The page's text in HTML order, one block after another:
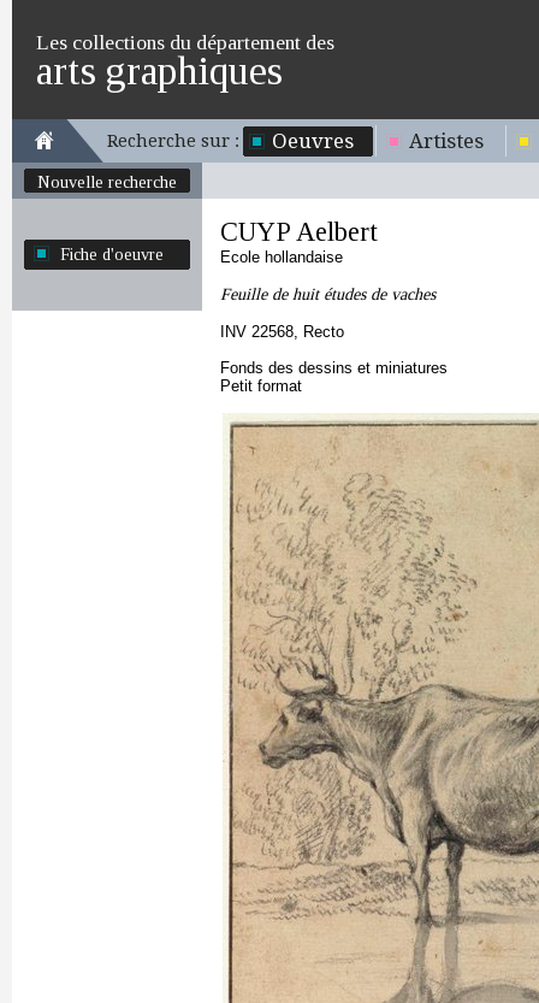
Les collections du département des
arts graphiques
Recherche sur : Oeuvres Artistes
Nouvelle recherche
Fiche d'oeuvre
CUYP Aelbert
Ecole hollandaise
Feuille de huit études de vaches
INV 22568, Recto
Fonds des dessins et miniatures
Petit format